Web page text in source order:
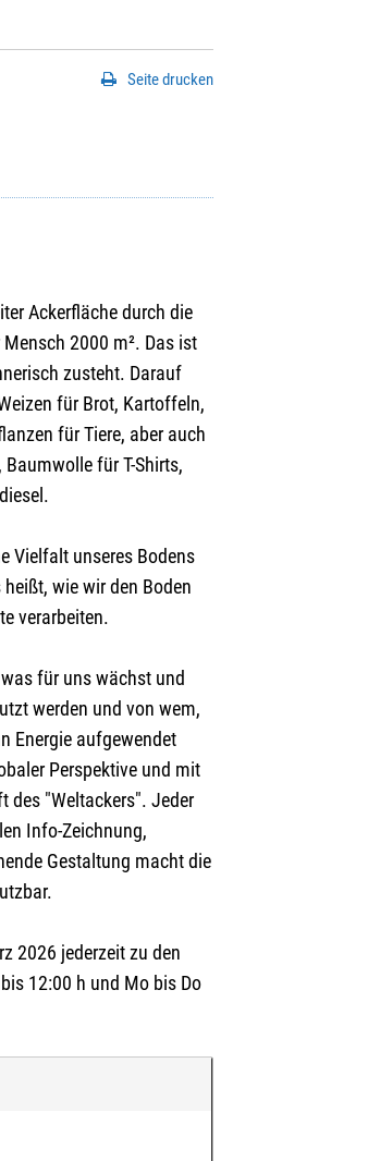
Seite drucken
Ackerfläche durch die
2000 m². Das ist
zusteht. Darauf
für Brot, Kartoffeln,
für Tiere, aber auch
für T-Shirts,
Vielfalt unseres Bodens
wie wir den Boden
verarbeiten.
für uns wächst und
werden und von wem,
Energie aufgewendet
Perspektive und mit
des "Weltackers". Jeder
Info-Zeichnung,
Gestaltung macht die
2026 jederzeit zu den
12:00 h und Mo bis Do